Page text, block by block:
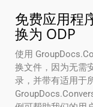
免费应用程
换为 ODP
使用
换文件，因为无需
录，并带有适用于